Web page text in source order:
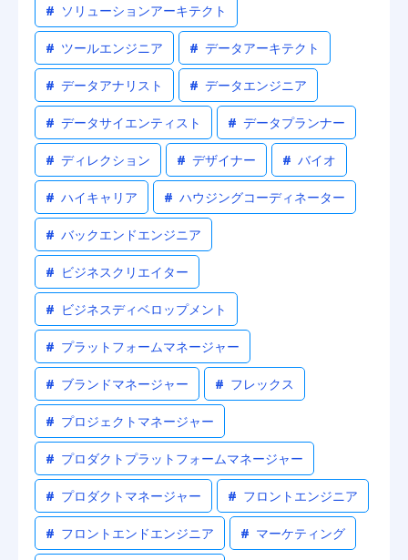
# ソリューションアーキテクト
# ツールエンジニア # データアーキテクト
# データアナリスト # データエンジニア
# データサイエンティスト # データプランナー
# ディレクション # デザイナー # バイオ
# ハイキャリア # ハウジングコーディネーター
# バックエンドエンジニア
# ビジネスクリエイター
# ビジネスディベロップメント
# プラットフォームマネージャー
# ブランドマネージャー # フレックス
# プロジェクトマネージャー
# プロダクトプラットフォームマネージャー
# プロダクトマネージャー # フロントエンジニア
# フロントエンドエンジニア # マーケティング